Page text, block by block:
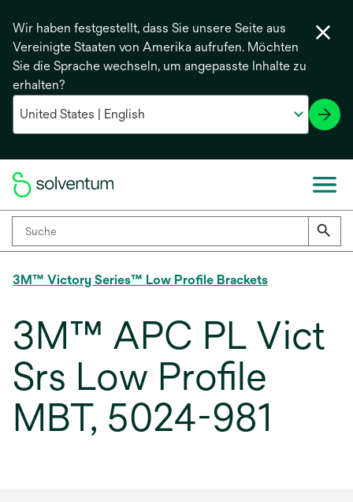
Wir haben festgestellt, dass Sie unsere Seite aus
Vereinigte Staaten von Amerika aufrufen. Möchten
Sie die Sprache wechseln, um angepasste Inhalte zu
erhalten?
3M™ Victory Series™ Low Profile Brackets
3M™ APC PL Vict
Srs Low Profile
MBT, 5024-981